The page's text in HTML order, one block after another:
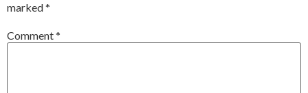
marked*
Comment*